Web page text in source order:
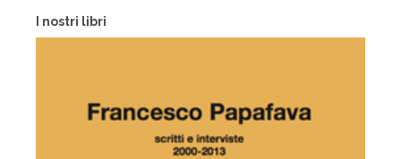
I nostri libri